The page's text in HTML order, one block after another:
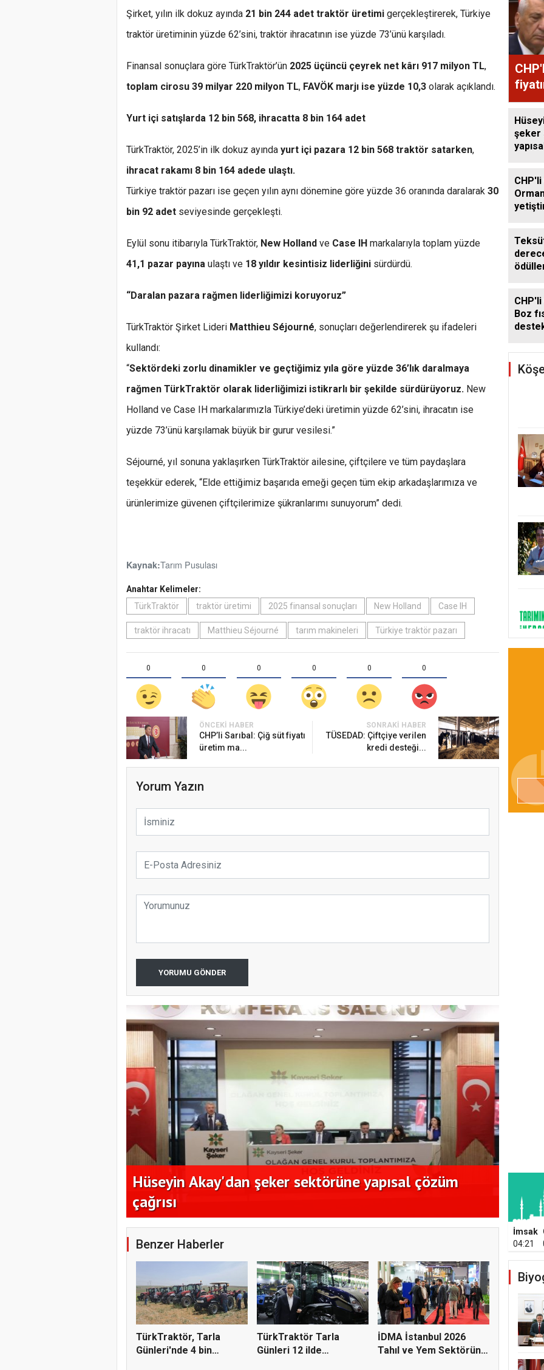
Şirket, yılın ilk dokuz ayında 21 bin 244 adet traktör üretimi gerçekleştirerek, Türkiye
traktör üretiminin yüzde 62’sini, traktör ihracatının ise yüzde 73’ünü karşıladı.
Finansal sonuçlara göre TürkTraktör’ün 2025 üçüncü çeyrek net kârı 917 milyon TL,
toplam cirosu 39 milyar 220 milyon TL, FAVÖK marjı ise yüzde 10,3 olarak açıklandı.
Yurt içi satışlarda 12 bin 568, ihracatta 8 bin 164 adet
TürkTraktör, 2025’in ilk dokuz ayında yurt içi pazara 12 bin 568 traktör satarken,
ihracat rakamı 8 bin 164 adede ulaştı.
Türkiye traktör pazarı ise geçen yılın aynı dönemine göre yüzde 36 oranında daralarak 30
bin 92 adet seviyesinde gerçekleşti.
Eylül sonu itibarıyla TürkTraktör, New Holland ve Case IH markalarıyla toplam yüzde
41,1 pazar payına ulaştı ve 18 yıldır kesintisiz liderliğini sürdürdü.
“Daralan pazara rağmen liderliğimizi koruyoruz”
TürkTraktör Şirket Lideri Matthieu Séjourné, sonuçları değerlendirerek şu ifadeleri
kullandı:
“Sektördeki zorlu dinamikler ve geçtiğimiz yıla göre yüzde 36’lık daralmaya
rağmen TürkTraktör olarak liderliğimizi istikrarlı bir şekilde sürdürüyoruz. New
Holland ve Case IH markalarımızla Türkiye’deki üretimin yüzde 62’sini, ihracatın ise
yüzde 73’ünü karşılamak büyük bir gurur vesilesi.”
Séjourné, yıl sonuna yaklaşırken TürkTraktör ailesine, çiftçilere ve tüm paydaşlara
teşekkür ederek, “Elde ettiğimiz başarıda emeği geçen tüm ekip arkadaşlarımıza ve
ürünlerimize güvenen çiftçilerimize şükranlarımı sunuyorum” dedi.
Kaynak:Tarım Pusulası
Anahtar Kelimeler:
TürkTraktör
traktör üretimi 2025 finansal sonuçları New Holland Case IH
traktör ihracatı Matthieu Séjourné tarım makineleri Türkiye traktör pazarı
0 0 0 0 0 0
ÖNCEKI HABER
CHP’li Sarıbal: Çiğ süt fiyatı
üretim ma...
SONRAKI HABER
TÜSEDAD: Çiftçiye verilen
kredi desteği...
Yorum Yazın
YORUMU GÖNDER
Hüseyin Akay'dan şeker sektörüne yapısal çözüm
çağrısı
Benzer Haberler
TürkTraktör, Tarla
Günleri'nde 4 bin
TürkTraktör Tarla
Günleri 12 ilde
İDMA İstanbul 2026
Tahıl ve Yem Sektörünü
şeker
Boz
İmsak
04:21